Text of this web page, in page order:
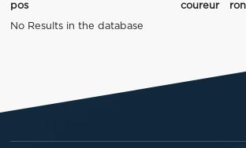
pos coureur
No Results in the database